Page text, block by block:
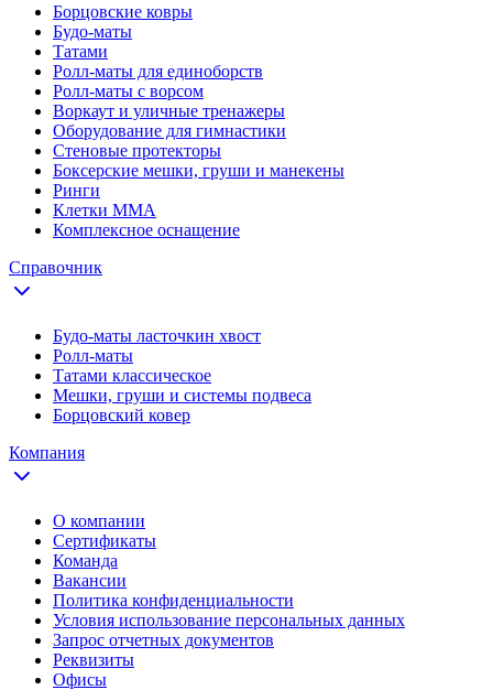
Борцовские ковры
Будо-маты
Татами
Ролл-маты для единоборств
Ролл-маты с ворсом
Воркаут и уличные тренажеры
Оборудование для гимнастики
Стеновые протекторы
Боксерские мешки, груши и манекены
Ринги
Клетки ММА
Комплексное оснащение
Справочник
Будо-маты ласточкин хвост
Ролл-маты
Татами классическое
Мешки, груши и системы подвеса
Борцовский ковер
Компания
О компании
Сертификаты
Команда
Вакансии
Политика конфиденциальности
Условия использование персональных данных
Запрос отчетных документов
Реквизиты
Офисы